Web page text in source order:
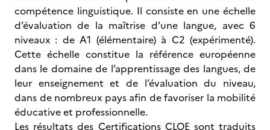
compétence linguistique. Il consiste en une échelle
d’évaluation de la maîtrise d’une langue, avec 6
niveaux : de A1 (élémentaire) à C2 (expérimenté).
Cette échelle constitue la référence européenne
dans le domaine de l’apprentissage des langues, de
leur enseignement et de l’évaluation du niveau,
dans de nombreux pays afin de favoriser la mobilité
éducative et professionnelle.
Les résultats des Certifications CLOE sont traduits